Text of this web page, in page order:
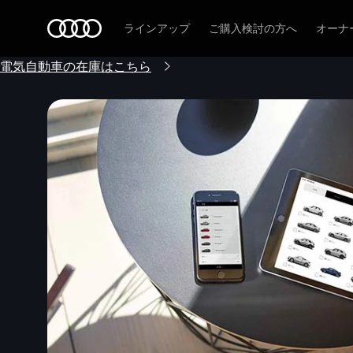
ラインアップ ご購入検討の方へ オーナ
電気自動車の在庫はこちら